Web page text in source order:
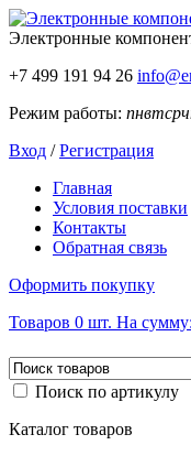
Электронные
+7 499 191 94 26
Режим работы: пнвтср
Вход /Регистрация
Главная
Условия поставки
Контакты
Обратная связь
Оформить покупку
Товаров 0 шт. На сумму:
Поиск по артикулу
Каталог товаров